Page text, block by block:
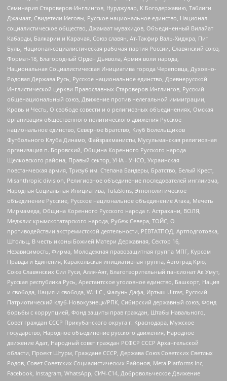
Семинария Староверов-Инглингов, Нурджулар, К Богодержавию, Таблиги
Джамаат, Свидетели Иеговы, Русское национальное единство, Национал-
социалистическое общество, Джамаат мувахидов, Объединенный Вилайат
Кабарды, Балкарии и Карачая, Союз славян, Ат-Такфир Валь-Хиджра, Пит
Буль, Национал-социалистическая рабочая партия России, Славянский союз,
Формат-18, Благородный Орден Дьявола, Армия воли народа,
Национальная Социалистическая Инициатива города Череповца, Духовно-
Родовая Держава Русь, Русское национальное единство, Древнерусской
Инглистической церкви Православных Староверов-Инглингов, Русский
общенациональный союз, Движение против нелегальной иммиграции,
Кровь и Честь, О свободе совести и о религиозных объединениях, Омская
организация общественного политического движения Русское
национальное единство, Северное Братство, Клуб Болельщиков
Футбольного Клуба Динамо, Файзрахманисты, Мусульманская религиозная
организация п. Боровский, Община Коренного Русского народа
Щелковского района, Правый сектор, УНА - УНСО, Украинская
повстанческая армия, Тризуб им. Степана Бандеры, Братство, Белый Крест,
Misanthropic division, Религиозное объединение последователей инглиизма,
Народная Социальная Инициатива, TulaSkins, Этнополитическое
объединение Русские, Русское национальное объединение Атака, Мечеть
Мирмамеда, Община Коренного Русского народа г. Астрахани, ВОЛЯ,
Меджлис крымскотатарского народа, Рубеж Севера, ТОЙС, О
противодействии экстремистской деятельности, РЕВТАТПОД, Артподготовка,
Штольц, В честь иконы Божией Матери Державная, Сектор 16,
Независимость, Фирма, Молодежная правозащитная группа МПГ, Курсом
Правды и Единения, Каракольская инициативная группа, Автоград Крю,
Союз Славянских Сил Руси, Алля-Аят, Благотворительный пансионат Ак Умут,
Русская республика Русь, Арестантское уголовное единство, Башкорт, Нация
и свобода, Нация и свобода, W.H.С., Фалунь Дафа, Иртыш Ultras, Русский
Патриотический клуб-Новокузнецк/РПК, Сибирский державный союз, Фонд
борьбы с коррупцией, Фонд защиты прав граждан, Штабы Навального,
Совет граждан СССР Прикубанского округа г. Краснодара, Мужское
государство, Народное объединение русского движения, Народное
движение Адат, Народный совет граждан РСФСР СССР Архангельской
области, Проект Штурм, Граждане СССР, Держава Союз Советских Светлых
Родов, Совет Советских Социалистических Районов, Meta Platforms Inc,
Facebook, Instagram, WhatsApp, СИЧ-С14, Добровольческое Движение